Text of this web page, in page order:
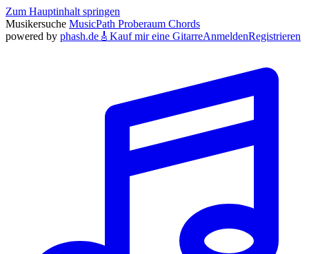
Zum Hauptinhalt springen
Musikersuche MusicPath Proberaum Chords
powered by phash.de 🎸 Kauf mir eine GitarreAnmeldenRegistrieren